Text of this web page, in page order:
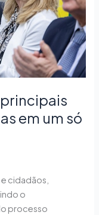
em um só
cidadãos,
o
processo